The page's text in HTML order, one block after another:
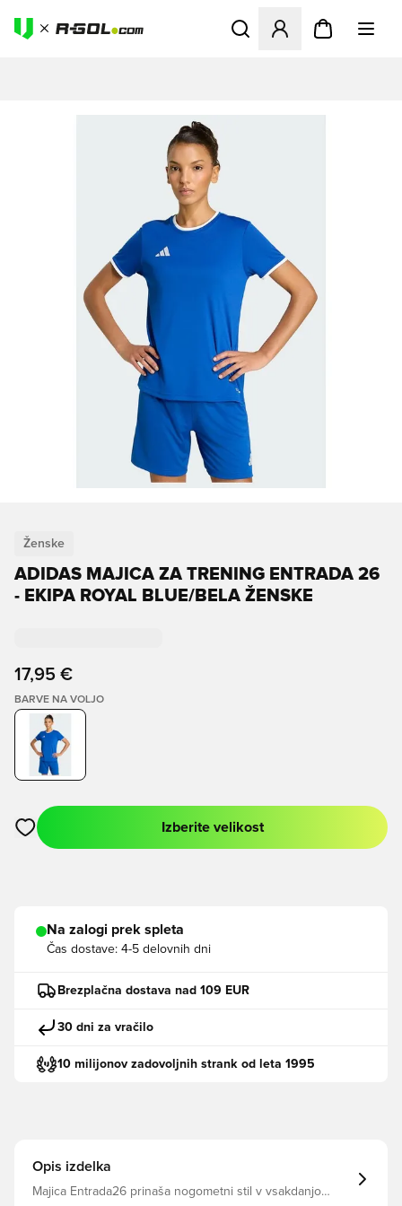
Odpre Modal za prijavo ali
Ženske
ADIDAS MAJICA ZA TRENING ENTRADA 26
- EKIPA ROYAL BLUE/BELA ŽENSKE
17,95 €
BARVE NA VOLJO
Odpre Modal za prijavo ali vpis kot član
Izberite velikost
Na zalogi prek spleta
Čas dostave: 4-5 delovnih dni
Brezplačna dostava nad 109 EUR
30 dni za vračilo
10 milijonov zadovoljnih strank od leta 1995
Opis izdelka
Majica Entrada26 prinaša nogometni stil v vsakdanjo